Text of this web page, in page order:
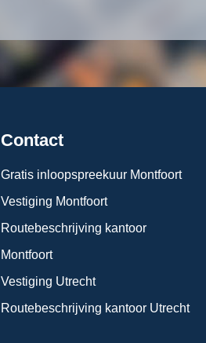
Contact
Gratis inloopspreekuur Montfoort
Vestiging Montfoort
Routebeschrijving kantoor
Montfoort
Vestiging Utrecht
Routebeschrijving kantoor Utrecht